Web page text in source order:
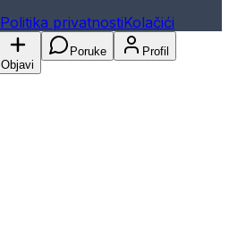
Politika privatnostiKolačići
Objavi
Poruke Profil